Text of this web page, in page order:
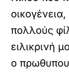
πολλούς
ειλικρινή
ο